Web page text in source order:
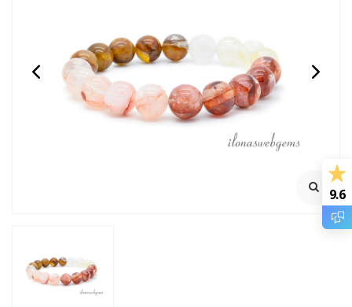
Lapis lazuli globe kraal
ca. 10mm
Toermalijn kralen facet
kubus ca. 4x4mm
€23,93 Excl. btw
9.6